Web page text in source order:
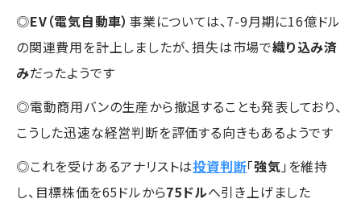
◎EV（電気自動車） 事業については、7-9月期に16億ドル
の関連費用を計上しましたが、損失は市場で織り込み済
みだったようです
◎電動商用バンの生産から撤退することも発表しており、
こうした迅速な経営判断を評価する向きもあるようです
◎これを受けあるアナリストは投資判断「強気 」を維持
し、目標株価を65ドルから75ドルへ引き上げました